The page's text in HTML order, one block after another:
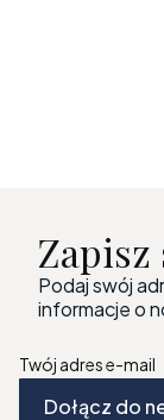
Zapisz
Podaj swój
informacje o
Twój adres e-mail
Dołącz do